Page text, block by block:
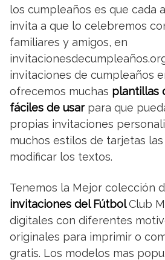
los cumpleaños es que cada
invita a que lo celebremos
familiares y amigos, en
invitaciones de cumpleaños
ofrecemos muchas plantillas
fáciles de usar para que
propias invitaciones
muchos estilos de tarjetas
modificar los textos.
Tenemos la Mejor colección
invitaciones del FútbolClub
digitales con diferentes
originales para imprimir o
gratis. Los modelos mas